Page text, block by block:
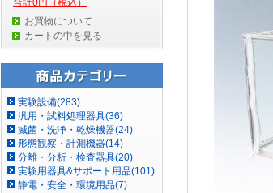
合計0円（税込）
お買物について
カートの中を見る
実験設備(283)
汎用・試料処理器具(36)
滅菌・洗浄・乾燥機器(24)
形態観察・計測機器(14)
分離・分析・検査器具(20)
実験用器具&サポート用品(101)
静電・安全・環境用品(7)